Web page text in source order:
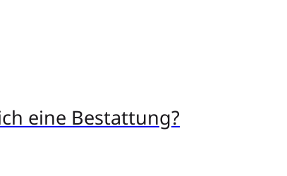
Bestattungen
eine Bestattung?